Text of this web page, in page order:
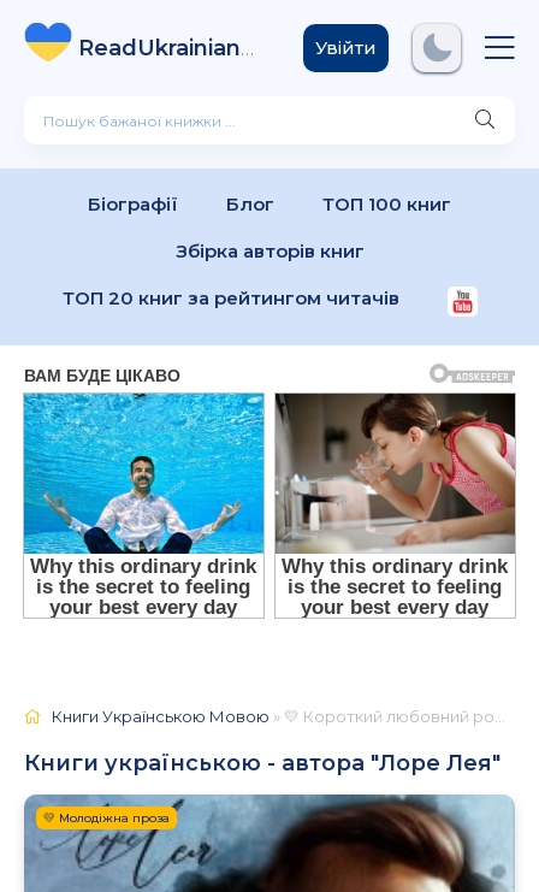
ReadUkrainian
Books .com
Увійти
Біографії Блог ТОП 100 книг
Збірка авторів книг
ТОП 20 книг за рейтингом читачів
Книги Українською Мовою » 💛 Короткий любовний роман
Книги українською - автора "Лоре Лея"
💛 Молодіжна проза